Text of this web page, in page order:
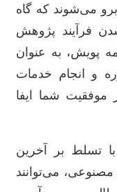
می‌شوند که گاه
فرآیند پژوهش
پویش، به عنوان
و انجام خدمات
موفقیت شما ایفا
تسلط بر آخرین
می‌توانند